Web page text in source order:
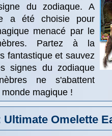
du zodiaque. A
a été choisie pour
menacé par le
Partez à la
fantastique et sauvez
signes du zodiaque
ne s'abattent
magique !
Ultimate Omelette